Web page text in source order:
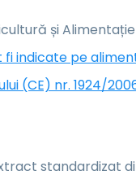
și
indicate pe
(CE) nr. 1924/
standardizat